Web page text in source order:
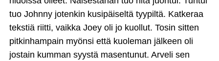
tuo Johnny jotenkin kusipäiseltä tyypiltä. Katkeraa
tekstiä riitti, vaikka Joey oli jo kuollut. Tosin sitten
pitkinhampain myönsi että kuoleman jälkeen oli
jostain kumman syystä masentunut. Arveli sen